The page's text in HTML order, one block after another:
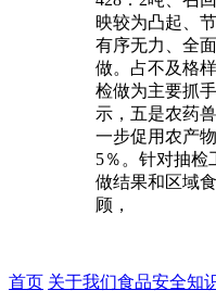
映较为凸起、
有序无力、全
做。占不及格
检做为主要抓
示，五是农药
一步促用农产
5％。针对抽检
做结果和区域
顾，
首页 关于我们食品安全知